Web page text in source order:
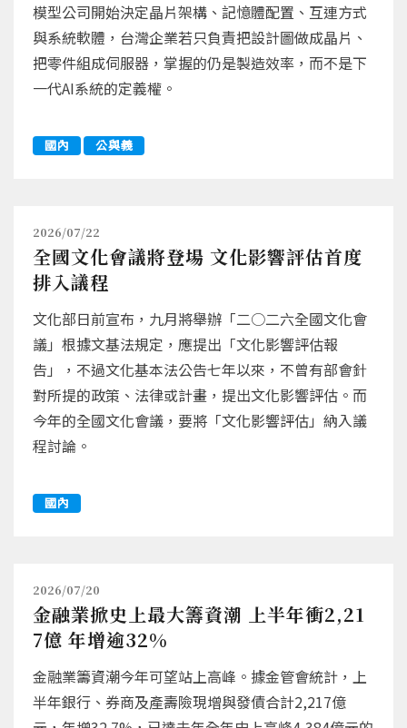
模型公司開始決定晶片架構、記憶體配置、互連方式
與系統軟體，台灣企業若只負責把設計圖做成晶片、
把零件組成伺服器，掌握的仍是製造效率，而不是下
一代AI系統的定義權。
國內 公與義
2026/07/22
全國文化會議將登場 文化影響評估首度
排入議程
文化部日前宣布，九月將舉辦「二○二六全國文化會
議」根據文基法規定，應提出「文化影響評估報
告」，不過文化基本法公告七年以來，不曾有部會針
對所提的政策、法律或計畫，提出文化影響評估。而
今年的全國文化會議，要將「文化影響評估」納入議
程討論。
國內
2026/07/20
金融業掀史上最大籌資潮 上半年衝2,21
7億 年增逾32%
金融業籌資潮今年可望站上高峰。據金管會統計，上
半年銀行、券商及產壽險現增與發債合計2,217億